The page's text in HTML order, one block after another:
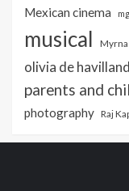
Mexican cinema
musical Myrna
olivia de havilland
parents and
photography Raj